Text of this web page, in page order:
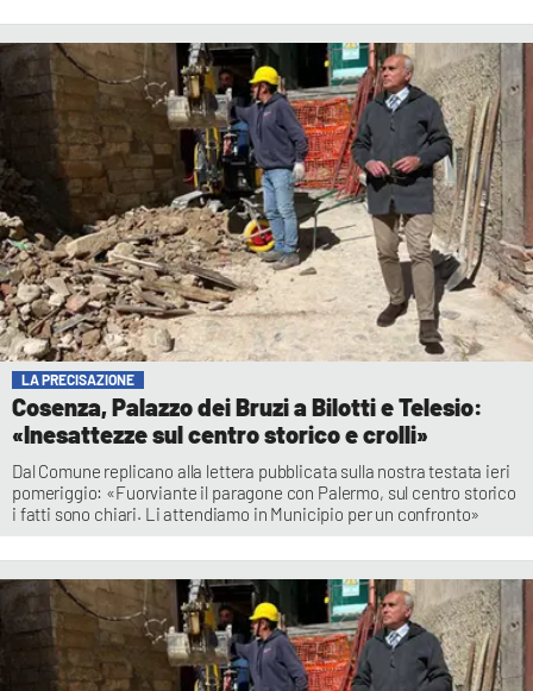
LA PRECISAZIONE
Cosenza, Palazzo dei Bruzi a Bilotti e Telesio:
«Inesattezze sul centro storico e crolli»
Dal Comune replicano alla lettera pubblicata sulla nostra testata ieri
pomeriggio: «Fuorviante il paragone con Palermo, sul centro storico
i fatti sono chiari. Li attendiamo in Municipio per un confronto»